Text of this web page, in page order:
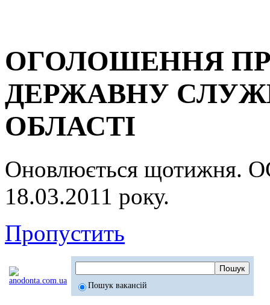
ОГОЛОШЕННЯ
ДЕРЖАВНУ
ОБЛАСТІ
Оновлюється
18.03.2011 року.
Пропустить
Пошук вакансій